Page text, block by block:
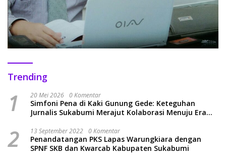
Trending
1 20 Mei 2026 0 Komentar
Simfoni Pena di Kaki Gunung Gede: Keteguhan
Jurnalis Sukabumi Merajut Kolaborasi Menuju Era
2 13 September 2022 0 Komentar
Penandatangan PKS Lapas Warungkiara dengan
SPNF SKB dan Kwarcab Kabupaten Sukabumi